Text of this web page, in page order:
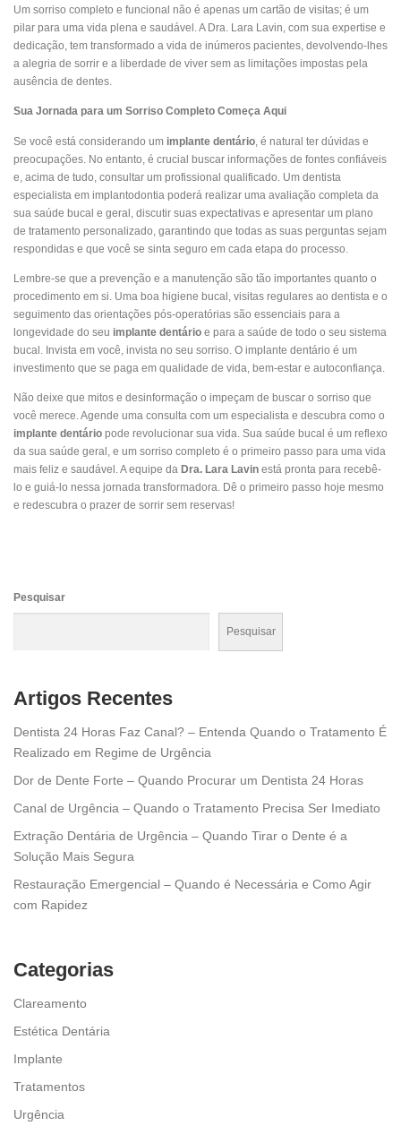
Um sorriso completo e funcional não é apenas um cartão de visitas; é um
pilar para uma vida plena e saudável. A Dra. Lara Lavin, com sua expertise e
dedicação, tem transformado a vida de inúmeros pacientes, devolvendo-lhes
a alegria de sorrir e a liberdade de viver sem as limitações impostas pela
ausência de dentes.
Sua Jornada para um Sorriso Completo Começa Aqui
Se você está considerando um implante dentário , é natural ter dúvidas e
preocupações. No entanto, é crucial buscar informações de fontes confiáveis
e, acima de tudo, consultar um profissional qualificado. Um dentista
especialista em implantodontia poderá realizar uma avaliação completa da
sua saúde bucal e geral, discutir suas expectativas e apresentar um plano
de tratamento personalizado, garantindo que todas as suas perguntas sejam
respondidas e que você se sinta seguro em cada etapa do processo.
Lembre-se que a prevenção e a manutenção são tão importantes quanto o
procedimento em si. Uma boa higiene bucal, visitas regulares ao dentista e o
seguimento das orientações pós-operatórias são essenciais para a
longevidade do seu implante dentário e para a saúde de todo o seu sistema
bucal. Invista em você, invista no seu sorriso. O implante dentário é um
investimento que se paga em qualidade de vida, bem-estar e autoconfiança.
Não deixe que mitos e desinformação o impeçam de buscar o sorriso que
você merece. Agende uma consulta com um especialista e descubra como o
implante dentário pode revolucionar sua vida. Sua saúde bucal é um reflexo
da sua saúde geral, e um sorriso completo é o primeiro passo para uma vida
mais feliz e saudável. A equipe da Dra. Lara Lavin está pronta para recebê-
lo e guiá-lo nessa jornada transformadora. Dê o primeiro passo hoje mesmo
e redescubra o prazer de sorrir sem reservas!
Pesquisar
Pesquisar
Artigos Recentes
Dentista 24 Horas Faz Canal? – Entenda Quando o Tratamento É
Realizado em Regime de Urgência
Dor de Dente Forte – Quando Procurar um Dentista 24 Horas
Canal de Urgência – Quando o Tratamento Precisa Ser Imediato
Extração Dentária de Urgência – Quando Tirar o Dente é a
Solução Mais Segura
Restauração Emergencial – Quando é Necessária e Como Agir
com Rapidez
Categorias
Clareamento
Estética Dentária
Implante
Tratamentos
Urgência